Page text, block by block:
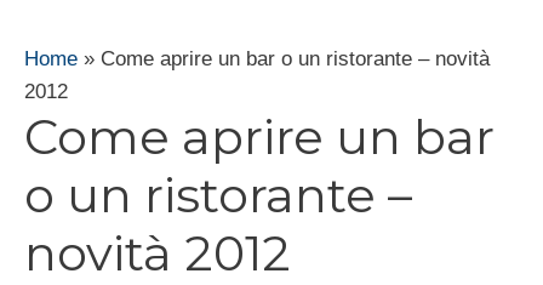
Home » Come aprire un bar o un ristorante – novità
2012
Come aprire un bar
o un ristorante –
novità 2012